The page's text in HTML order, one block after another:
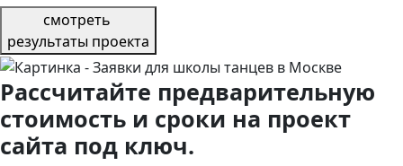
смотреть
результаты проекта
Рассчитайте предварительную
стоимость и сроки на проект
сайта под ключ.